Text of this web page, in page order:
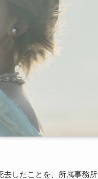
したことを、所属事務